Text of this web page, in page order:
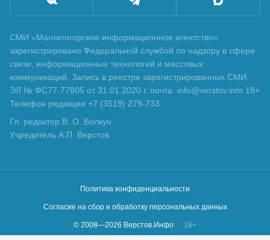
СМИ «Магнитогорское информационное агентство»
зарегистрировано Федеральной службой по надзору в сфере
связи, информационных технологий и массовых
коммуникаций. Запись в реестре зарегистрированных СМИ:
ЭЛ № ФС77-77805 от 31.01.2020 г. почта: info@verstov.info 18+
Телефон редакции +7 (3519) 279-733
Гл. редактор В. О. Болкун
Учредитель А.П. Верстов
Политика конфиденциальности
Согласие на сбор и обработку персональных данных
© 2008—2026 Верстов.Инфо
18+